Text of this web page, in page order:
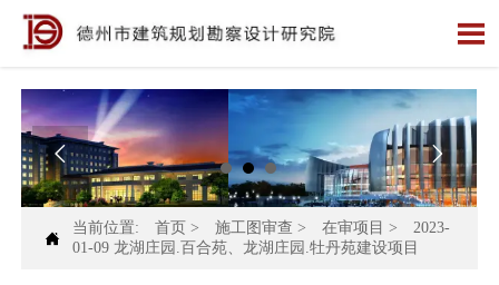

 

当前位置: 首页 > 施工图审查 > 在审项目 >
2023-
01-09 龙湖庄园.百合苑、龙湖庄园.牡丹苑建设项目